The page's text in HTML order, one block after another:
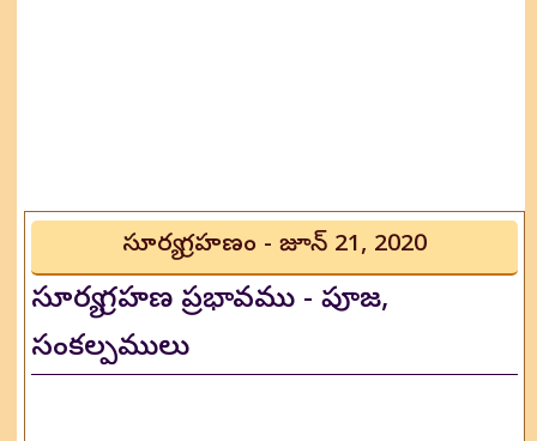
సూర్య గ్రహణం - జూన్ 21, 2020
సూర్య గ్రహణ ప్రభావము - పూజ,
సంకల్పములు